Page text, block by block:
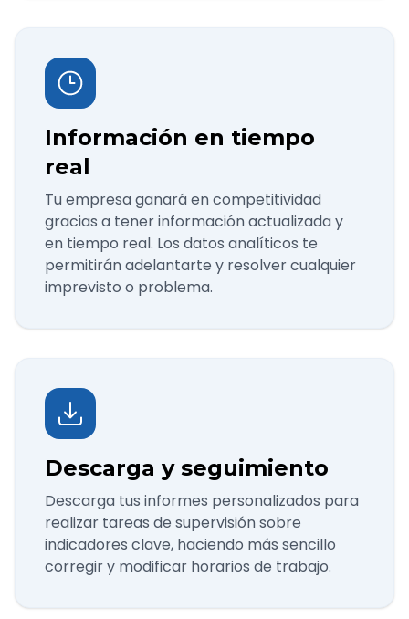
Información en tiempo
real
Tu empresa ganará en competitividad
gracias a tener información actualizada y
en tiempo real. Los datos analíticos te
permitirán adelantarte y resolver cualquier
imprevisto o problema.
Descarga y seguimiento
Descarga tus informes personalizados para
realizar tareas de supervisión sobre
indicadores clave, haciendo más sencillo
corregir y modificar horarios de trabajo.